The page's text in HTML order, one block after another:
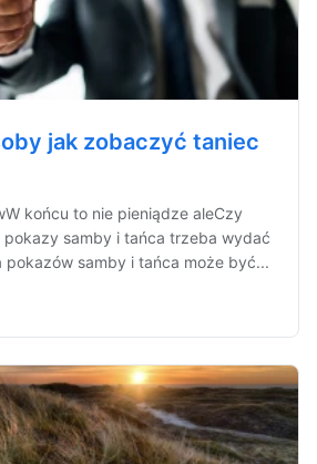
jak zobaczyć taniec
końcu to nie pieniądze aleCzy
samby i tańca trzeba wydać
pokazów samby i tańca może być...